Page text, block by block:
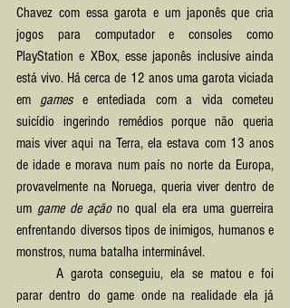
Chavez com essa garota e um japonês que cria
jogos para computador e consoles como
PlayStation e XBox, esse japonês inclusive ainda
está vivo. Há cerca de 12 anos uma garota viciada
em games e entediada com a vida cometeu
suicídio ingerindo remédios porque não queria
mais viver aqui na Terra, ela estava com 13 anos
de idade e morava num país no norte da Europa,
provavelmente na Noruega, queria viver dentro de
um game de ação no qual ela era uma guerreira
enfrentando diversos tipos de inimigos, humanos e
monstros, numa batalha interminável.
parar dentro do game onde na realidade ela já